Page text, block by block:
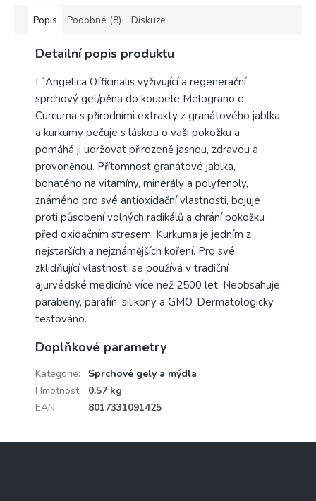
Popis Podobné (8) Diskuze
Detailní popis produktu
L´Angelica Officinalis vyživující a regenerační
sprchový gel/pěna do koupele Melograno e
Curcuma s přírodními extrakty z granátového jablka
a kurkumy pečuje s láskou o vaši pokožku a
pomáhá ji udržovat přirozeně jasnou, zdravou a
provoněnou. Přítomnost granátové jablka,
bohatého na vitamíny, minerály a polyfenoly,
známého pro své antioxidační vlastnosti, bojuje
proti působení volných radikálů a chrání pokožku
před oxidačním stresem. Kurkuma je jedním z
nejstarších a nejznámějších koření. Pro své
zklidňující vlastnosti se používá v tradiční
ajurvédské medicíně více než 2500 let. Neobsahuje
parabeny, parafín, silikony a GMO. Dermatologicky
testováno.
Doplňkové parametry
Kategorie:
Sprchové gely a mýdla
Hmotnost:
0.57 kg
EAN: 8017331091425